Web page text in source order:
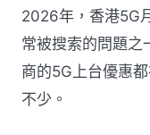
2026年，香港5G
常被搜索的問題之
商的5G上台優惠
不少。